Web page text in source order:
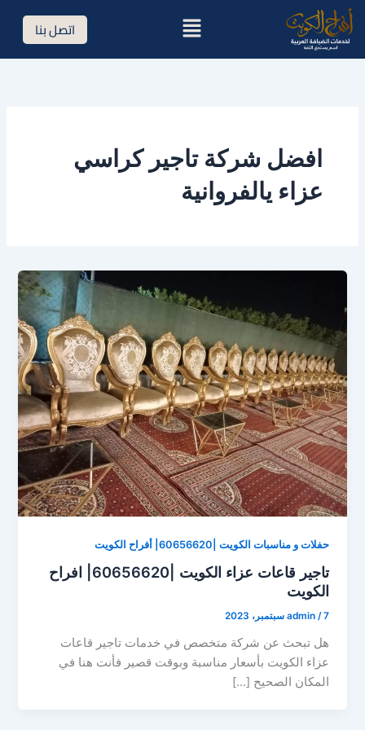
تخطي
إلى
المحتوى
القائمة اتصل بنا
افضل شركة تاجير كراسي
عزاء يالفروانية
حفلات و مناسبات الكويت |60656620| أفراح الكويت
تاجير قاعات عزاء الكويت |60656620| افراح
الكويت
admin /7 سبتمبر، 2023
هل تبحث عن شركة متخصص في خدمات تاجير قاعات
عزاء الكويت بأسعار مناسبة وبوقت قصير فأنت هنا في
المكان الصحيح […]